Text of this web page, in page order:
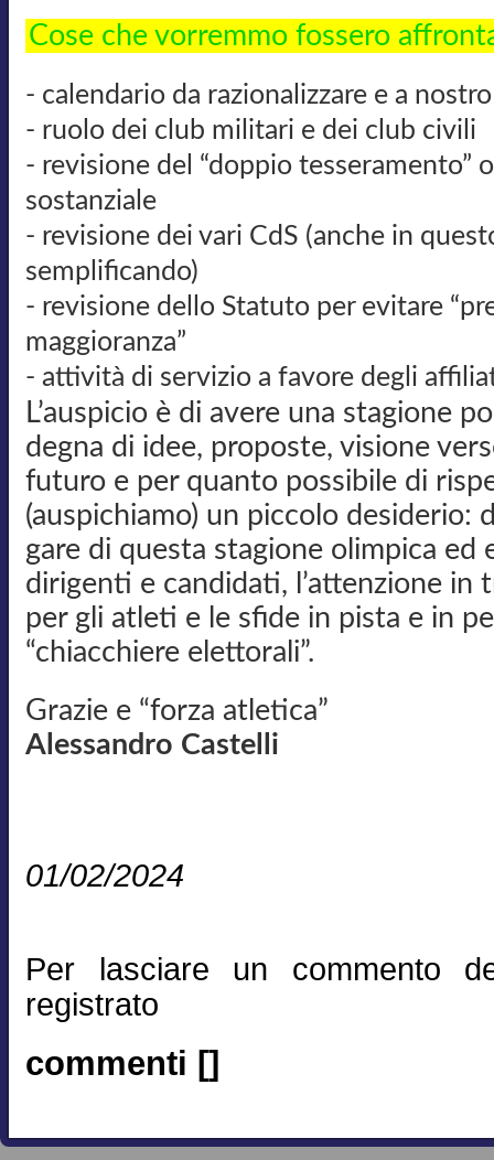
Cose che vorremmo fossero
- calendario da razionalizzare e a
- ruolo dei club militari e dei club civili
- revisione del “doppio tesseramento”
sostanziale
- revisione dei vari CdS (anche in
semplificando)
- revisione dello Statuto per evitare
maggioranza”
- attività di servizio a favore degli
L’auspicio è di avere una stagione
degna di idee, proposte, visione
futuro e per quanto possibile di
(auspichiamo) un piccolo desiderio:
gare di questa stagione olimpica ed
dirigenti e candidati, l’attenzione in
per gli atleti e le sfide in pista e in
“chiacchiere elettorali”.
Grazie e “forza atletica”
Alessandro Castelli
01/02/2024
Per lasciare un commento
registrato
commenti []